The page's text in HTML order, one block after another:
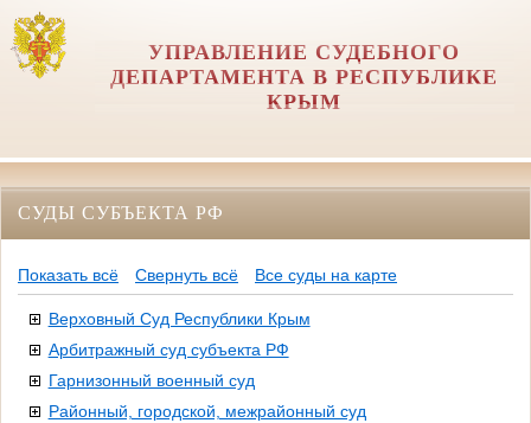
УПРАВЛЕНИЕ СУДЕБНОГО
ДЕПАРТАМЕНТА В РЕСПУБЛИКЕ
КРЫМ
СУДЫ СУБЪЕКТА РФ
Показать всё Свернуть всё Все суды на карте
Верховный Суд Республики Крым
Арбитражный суд субъекта РФ
Гарнизонный военный суд
Районный, городской, межрайонный суд